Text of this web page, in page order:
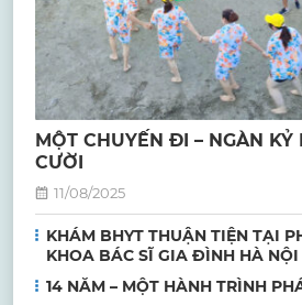
MỘT CHUYẾN ĐI – NGÀN KỶ
CƯỜI
11/08/2025
KHÁM BHYT THUẬN TIỆN TẠI
KHOA BÁC SĨ GIA ĐÌNH HÀ NỘI
14 NĂM – MỘT HÀNH TRÌNH